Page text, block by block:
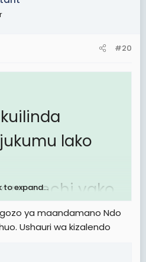
#20
lako
nchi yako
to expand...
ya maandamano Ndo
Ushauri wa kizalendo